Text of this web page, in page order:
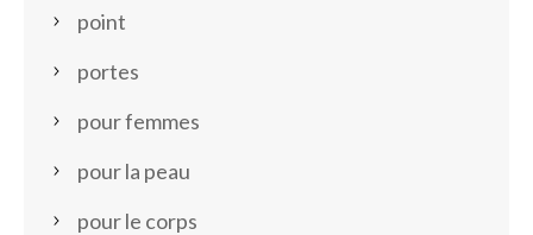
point
portes
pour femmes
pour la peau
pour le corps